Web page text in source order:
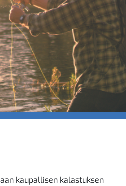
kaupallisen kalastuksen